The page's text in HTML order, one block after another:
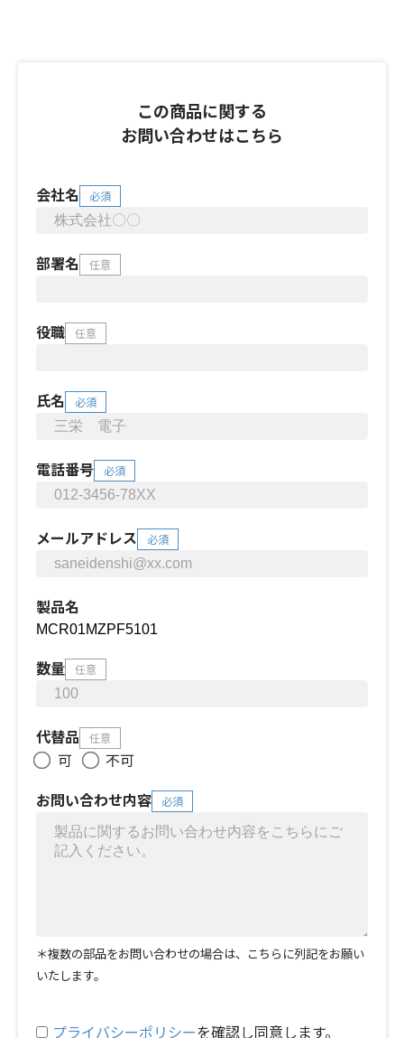
この商品に関する
お問い合わせはこちら
会社名 必須
部署名 任意
役職 任意
氏名 必須
電話番号 必須
メールアドレス 必須
製品名
数量 任意
代替品 任意
可
不可
お問い合わせ内容
必須
＊複数の部品をお問い合わせの場合は、こちらに列記をお願い
いたします。
プライバシーポリシーを確認し同意します。